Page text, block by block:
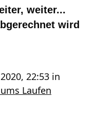
weiter...
wird
22:53 in
Laufen